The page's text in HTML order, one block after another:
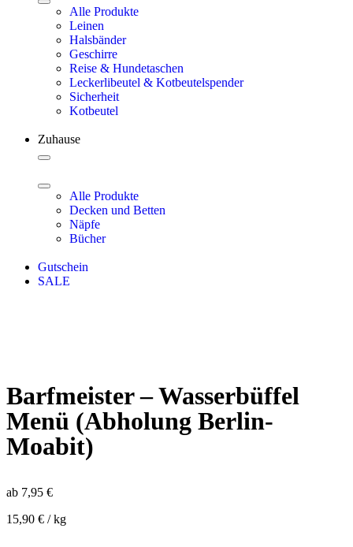
Alle Produkte
Leinen
Halsbänder
Geschirre
Reise & Hundetaschen
Leckerlibeutel & Kotbeutelspender
Sicherheit
Kotbeutel
Zuhause
Alle Produkte
Decken und Betten
Näpfe
Bücher
Gutschein
SALE
Barfmeister – Wasserbüffel
Menü (Abholung Berlin-
Moabit)
ab 7,95 €
15,90 € /kg